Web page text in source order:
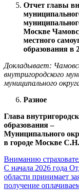
Отчет главы
Москве
местного
образования в
Докладывает:
внутригородского
муниципального
Разное
Глава
образования –
Муниципального
в городе Москве
Вниманию
С начала 2026 года
области принимает
получение